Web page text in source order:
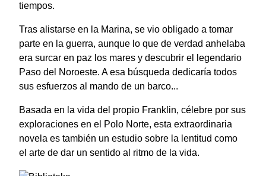
tiempos.
Tras alistarse en la Marina, se vio obligado a tomar
parte en la guerra, aunque lo que de verdad anhelaba
era surcar en paz los mares y descubrir el legendario
Paso del Noroeste. A esa búsqueda dedicaría todos
sus esfuerzos al mando de un barco...
Basada en la vida del propio Franklin, célebre por sus
exploraciones en el Polo Norte, esta extraordinaria
novela es también un estudio sobre la lentitud como
el arte de dar un sentido al ritmo de la vida.